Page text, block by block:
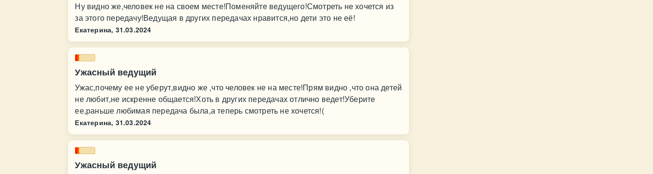
Ну видно же,человек не на своем месте!Поменяйте ведущего!Смотреть не хочется из
за этого передачу!Ведущая в других передачах нравится,но дети это не её!
Екатерина, 31.03.2024
Ужасный ведущий
Ужас,почему ее не уберут,видно же ,что человек не на месте!Прям видно ,что она детей
не любит,не искренне общается!Хоть в других передачах отлично ведет!Уберите
ее,раньше любимая передача была,а теперь смотреть не хочется!(
Екатерина, 31.03.2024
Ужасный ведущий